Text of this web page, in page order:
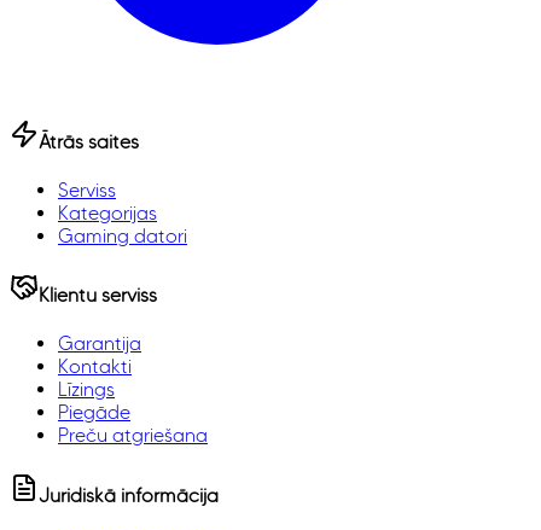
Ātrās saites
Serviss
Kategorijas
Gaming datori
Klientu serviss
Garantija
Kontakti
Līzings
Piegāde
Preču atgriešana
Juridiskā informācija